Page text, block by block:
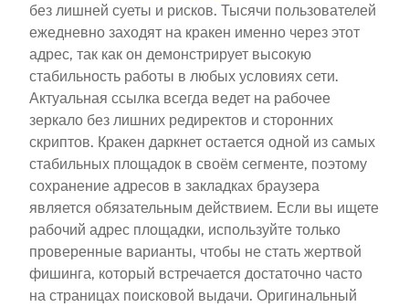
без лишней суеты и рисков. Тысячи пользователей
ежедневно заходят на кракен именно через этот
адрес, так как он демонстрирует высокую
стабильность работы в любых условиях сети.
Актуальная ссылка всегда ведет на рабочее
зеркало без лишних редиректов и сторонних
скриптов. Кракен даркнет остается одной из самых
стабильных площадок в своём сегменте, поэтому
сохранение адресов в закладках браузера
является обязательным действием. Если вы ищете
рабочий адрес площадки, используйте только
проверенные варианты, чтобы не стать жертвой
фишинга, который встречается достаточно часто
на страницах поисковой выдачи. Оригинальный